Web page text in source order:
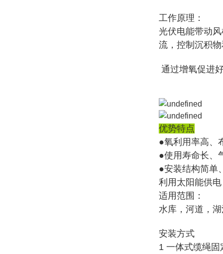
工作原理：
光伏电能带动
流，控制沉积
通过增氧促进
优势特点
●氧利用率高、
●使用寿命长、
●安装结构简单
利用太阳能供
适用范围：
水库，河道，
安装方式
1 一体式缆绳